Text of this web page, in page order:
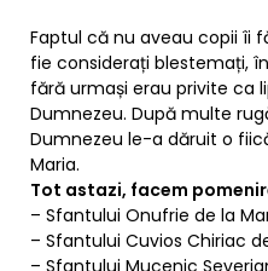
Faptul că nu aveau copii îi
fie considerați blestemați,
fără urmași erau privite ca
Dumnezeu. După multe
Dumnezeu le-a dăruit o
Maria.
Tot astazi, facem
– Sfantului Onufrie de la
– Sfantului Cuvios Chiriac
– Sfantului Mucenic